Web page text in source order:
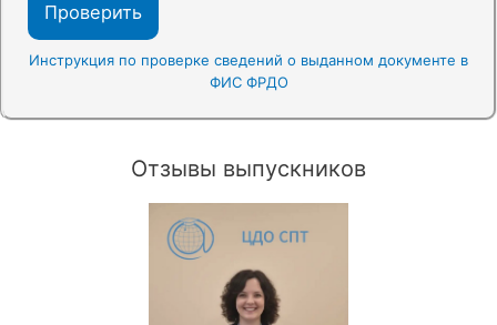
Проверить
Инструкция по проверке сведений о выданном документе в
ФИС ФРДО
Отзывы выпускников